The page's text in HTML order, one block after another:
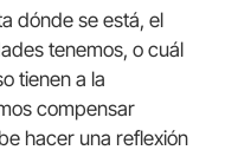
dónde se está, el
tenemos, o cuál
tienen a la
compensar
hacer una reflexión